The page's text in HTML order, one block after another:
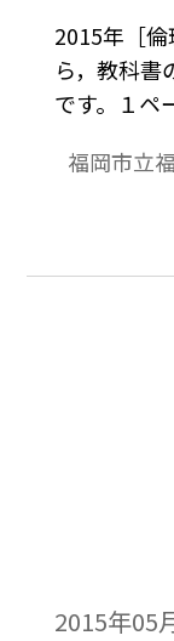
2015年［
ら，教科書
です。１ペ
福岡市立
2015年05